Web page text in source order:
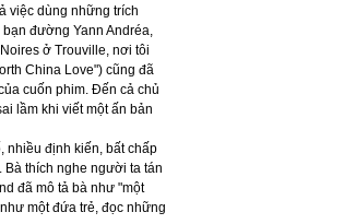
việc dùng những trích
đường Yann Andréa,
ở Trouville, nơi tôi
China Love") cũng đã
cuốn phim. Đến cả chủ
lầm khi viết một ấn bản
nhiều định kiến, bất chấp
Bà thích nghe người ta tán
đã mô tả bà như "một
một đứa trẻ, đọc những